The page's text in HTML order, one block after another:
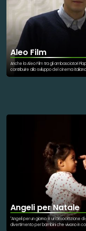
Aleo Film
Anche la Aleo Film tra gli ambasciatori Plaple. Aleo Film è una casa di produzione cinematografica
contribuire allo sviluppo del cinema
Cresce la nostra community. E tu perchè
Angeli per Natale
"Angeli per un giorno è un'associazione
divertimento per bambini che vivono in